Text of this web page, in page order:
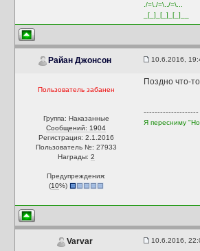
./=\./=\../=\...
_[_]_[_]_[_]__
Райан Джонсон 10.6.2016,
Пользователь забанен
Группа: Наказанные
Сообщений: 1904
Регистрация: 2.1.2016
Пользователь №: 27933
Награды: 2
Предупреждения:
(10%)
Поздно что-
--------------------
Я пересниму
Varvar 10.6.2016,